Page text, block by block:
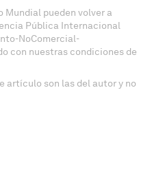
Mundial pueden volver a
Pública Internacional
NoComercial-
con nuestras condiciones de
artículo son las del autor y no